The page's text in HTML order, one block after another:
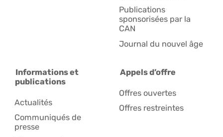
Publications
sponsorisées par la
CAN
Journal du nouvel âge
Informations et
publications
Actualités
Communiqués de
presse
Appels d’offre
Offres ouvertes
Offres restreintes